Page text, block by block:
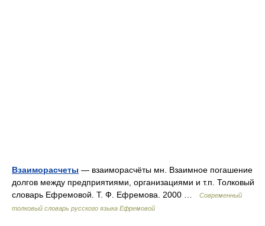
Взаиморасчеты — взаиморасчёты мн. Взаимное погашение
долгов между предприятиями, организациями и т.п. Толковый
словарь Ефремовой. Т. Ф. Ефремова. 2000 …
Современный
толковый словарь русского языка Ефремовой